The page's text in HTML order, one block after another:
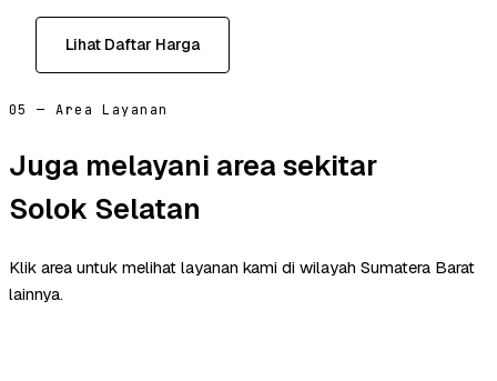
Lihat Daftar Harga
05 — Area Layanan
Juga melayani area sekitar
Solok Selatan
Klik area untuk melihat layanan kami di wilayah Sumatera Barat
lainnya.